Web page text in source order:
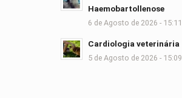
Haemobartollenose
6 de Agosto de 2026 - 15:11
Cardiologia veterinária
5 de Agosto de 2026 - 15:09